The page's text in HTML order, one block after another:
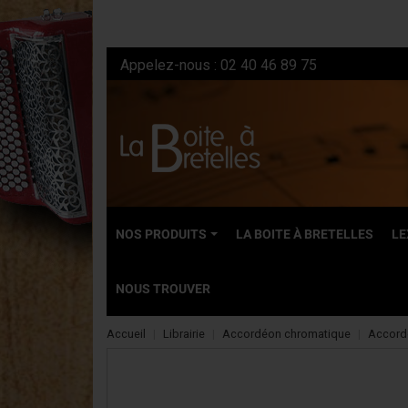
Appelez-nous : 02 40 46 89 75
NOS PRODUITS
NEUFS
LA BOITE À BRETELLES
NOUS TROUVER
Accueil Librairie Accordéon chromatique